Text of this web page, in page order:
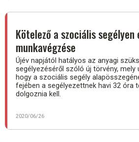
Kötelező a szociális segélyen
munkavégzése
Újév napjától hatályos az anyagi
segélyezéséről szóló új törvény, mely
hogy a szociális segély
fejében a segélyezettnek havi 32 óra
dolgoznia kell.
2020/06/26